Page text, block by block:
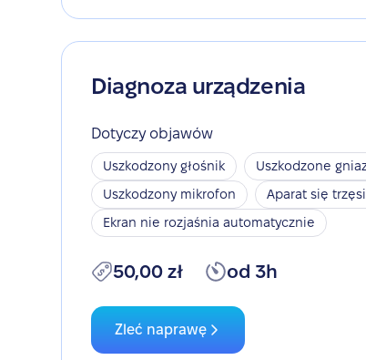
Diagnoza urządzenia
Dotyczy objawów
Uszkodzony głośnik
Uszkodzone
Uszkodzony mikrofon
Aparat się
Ekran nie rozjaśnia automatycznie
50,00 zł od 3h
Zleć naprawę